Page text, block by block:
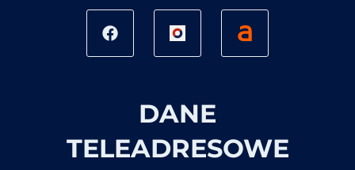
DANE
TELEADRESOWE